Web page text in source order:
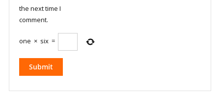
the next time I
comment.
one × six =